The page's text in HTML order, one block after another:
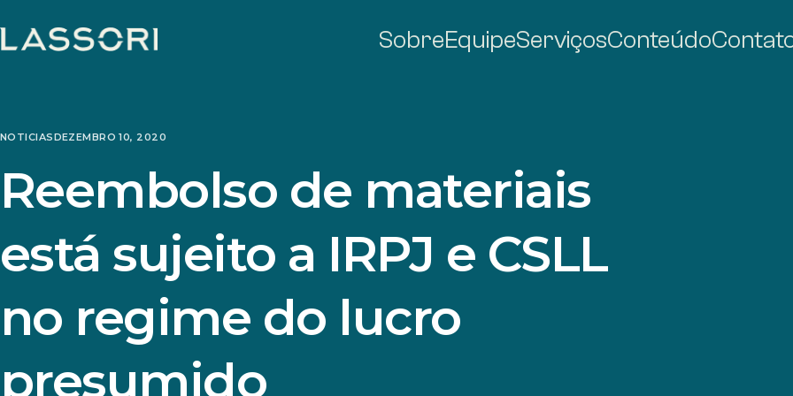
SobreEquipeServiçosConteúdo
NOTICIASDEZEMBRO 10, 2020
Reembolso de materiais
está sujeito a IRPJ e CSLL
no regime do lucro
presumido